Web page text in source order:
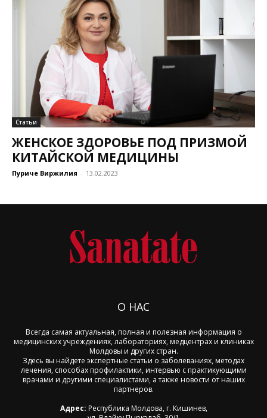
Статьи
ЖЕНСКОЕ ЗДОРОВЬЕ ПОД ПРИЗМОЙ
КИТАЙСКОЙ МЕДИЦИНЫ
Пуриче Виржилия - 13.02.2023
О НАС
Всегда самая актуальная, полная и полезная информация о
медицинских учреждениях, лабораториях, медцентрах и клиниках
Молдовы и других стран.
Здесь вы найдете экспертные статьи о заболеваниях, методах
лечения, способах профилактики, интервью с практикующими
врачами и другими специалистами, а также новости от наших
партнеров.
Адрес: Республика Молдова, г. Кишинев,